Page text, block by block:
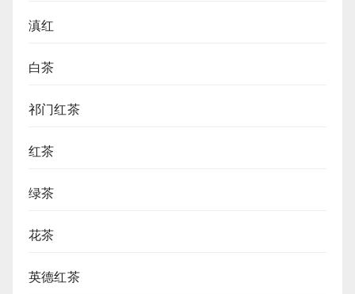
滇红
白茶
祁门红茶
红茶
绿茶
花茶
英德红茶